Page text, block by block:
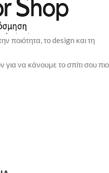
ποιότητα, το design και τη
να κάνουμε το σπίτι σου πιο